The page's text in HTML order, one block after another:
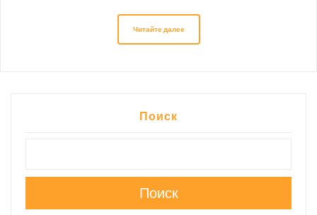
Читайте далее
Поиск
Поиск